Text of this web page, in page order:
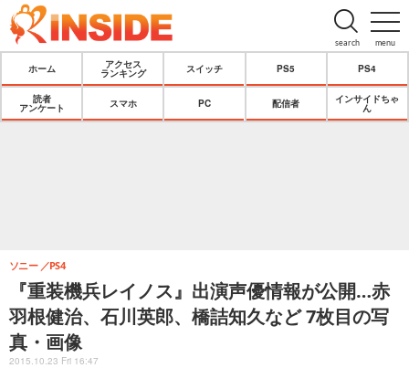
menu
search
ホーム
アクセス
ランキング
スイッチ PS5 PS4
読者
アンケート
スマホ PC 配信者
インサイドちゃ
ん
『重装機兵レイノス』出演声優情報が公開…赤
羽根健治、石川英郎、橋詰知久など 7枚目の写
真・画像
ソニー PS4
2015.10.23 Fri 16:47